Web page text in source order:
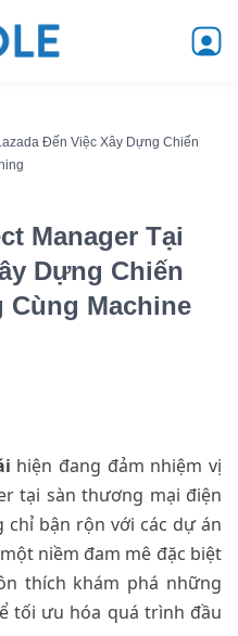
Đến Việc Xây Dựng Chiến
Manager Tại
Dựng Chiến
Machine
hiện đang đảm nhiệm vị
tại sàn thương mại điện
chỉ bận rộn với các dự án
niềm đam mê đặc biệt
thích khám phá những
tối ưu hóa quá trình đầu